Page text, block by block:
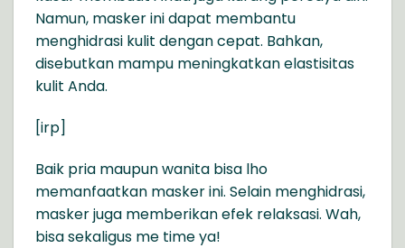
Namun, masker ini dapat membantu
menghidrasi kulit dengan cepat. Bahkan,
disebutkan mampu meningkatkan elastisitas
kulit Anda.
[irp]
Baik pria maupun wanita bisa lho
memanfaatkan masker ini. Selain menghidrasi,
masker juga memberikan efek relaksasi. Wah,
bisa sekaligus me time ya!